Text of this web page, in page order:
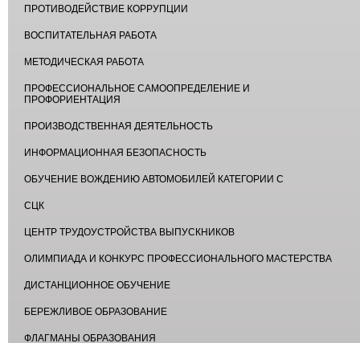
ПРОТИВОДЕЙСТВИЕ КОРРУПЦИИ
ВОСПИТАТЕЛЬНАЯ РАБОТА
МЕТОДИЧЕСКАЯ РАБОТА
ПРОФЕССИОНАЛЬНОЕ САМООПРЕДЕЛЕНИЕ И
ПРОФОРИЕНТАЦИЯ
ПРОИЗВОДСТВЕННАЯ ДЕЯТЕЛЬНОСТЬ
ИНФОРМАЦИОННАЯ БЕЗОПАСНОСТЬ
ОБУЧЕНИЕ ВОЖДЕНИЮ АВТОМОБИЛЕЙ КАТЕГОРИИ С
СЦК
ЦЕНТР ТРУДОУСТРОЙСТВА ВЫПУСКНИКОВ
ОЛИМПИАДА И КОНКУРС ПРОФЕССИОНАЛЬНОГО МАСТЕРСТВА
ДИСТАНЦИОННОЕ ОБУЧЕНИЕ
БЕРЕЖЛИВОЕ ОБРАЗОВАНИЕ
ФЛАГМАНЫ ОБРАЗОВАНИЯ